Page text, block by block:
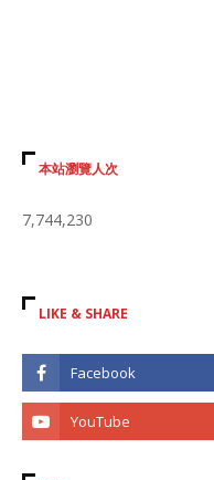
本站瀏覽人次
7,744,230
LIKE & SHARE